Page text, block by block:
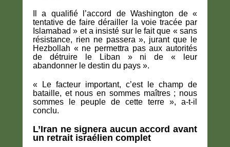
Il a qualifié l’accord de Washington de «
tentative de faire dérailler la voie tracée par
Islamabad » et a insisté sur le fait que « sans
résistance, rien ne passera », jurant que le
Hezbollah « ne permettra pas aux autorités
de détruire le Liban » ni de « leur
abandonner le destin du pays ».
« Le facteur important, c’est le champ de
bataille, et nous en sommes maîtres ; nous
sommes le peuple de cette terre », a-t-il
conclu.
L’Iran ne signera aucun accord avant
un retrait israélien complet